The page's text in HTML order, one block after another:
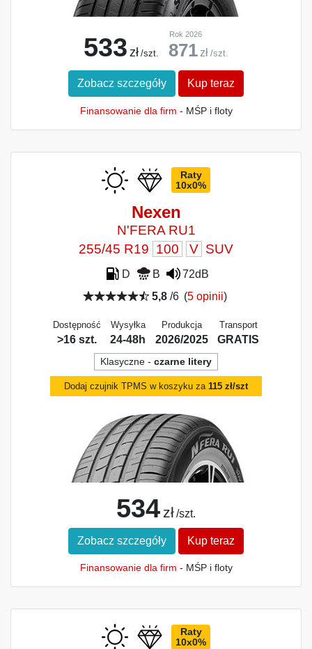
533 zł /szt.
Rok 2026
871 zł /szt.
Zobacz szczegóły Kup teraz
Finansowanie dla firm - MŚP i floty
Raty
10x0%
Nexen
N'FERA RU1
255/45 R19 100 V SUV
D B
72dB
5,8 /6 (5 opinii)
Dostępność
>16 szt.
Wysyłka
24-48h
Produkcja
2026/2025
Transport
GRATIS
Klasyczne - czarne litery
Dodaj czujnik TPMS w koszyku za 115 zł/szt
534 zł /szt.
Zobacz szczegóły Kup teraz
Finansowanie dla firm - MŚP i floty
Raty
10x0%